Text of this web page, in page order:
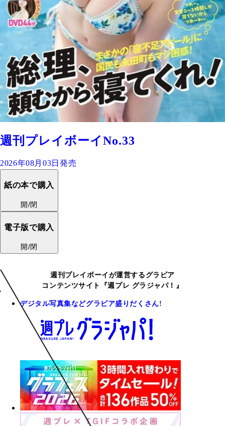
週刊プレイボーイNo.33
2026年08月03日発売
紙の本で購入
開/閉
電子版で購入
開/閉
週刊プレイボーイが運営するグラビア
コンテンツサイト『週プレ グラジャパ！』
デジタル写真集などグラビア盛りだくさん!